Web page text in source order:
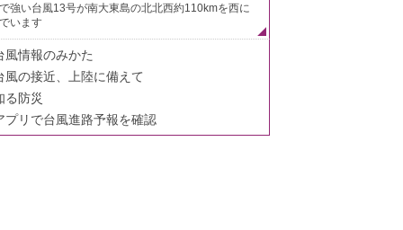
強い台風13号が南大東島の北北西約110kmを西に
います
風情報のみかた
風の接近、上陸に備えて
る防災
プリで台風進路予報を確認